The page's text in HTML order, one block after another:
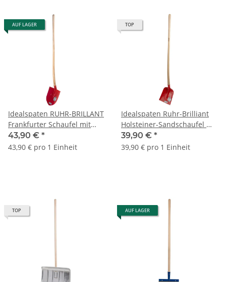
AUF LAGER
Idealspaten RUHR-BRILLANT
Frankfurter Schaufel mit
angespitzter Kante
04010502
43,90 € *
43,90 € pro 1 Einheit
TOP
Idealspaten Ruhr-Brilliant
Holsteiner-Sandschaufel mit
gerader Kante 04040322
39,90 € *
39,90 € pro 1 Einheit
TOP AUF LAGER